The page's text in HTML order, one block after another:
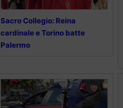
Sacro Collegio: Reina
cardinale e Torino batte
Palermo